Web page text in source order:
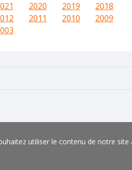
2020 2019
2018
2011 2010
2009
utiliser le contenu de notre